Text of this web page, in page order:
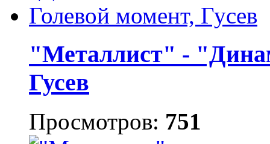
"Металлист" -
Гусев
Просмотров: 751